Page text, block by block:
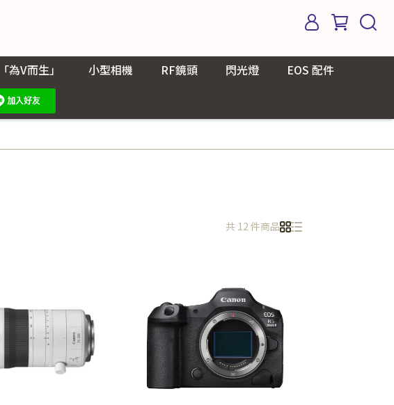
「為V而生」 小型相機 RF鏡頭 閃光燈
EOS 配件
共 12 件商品